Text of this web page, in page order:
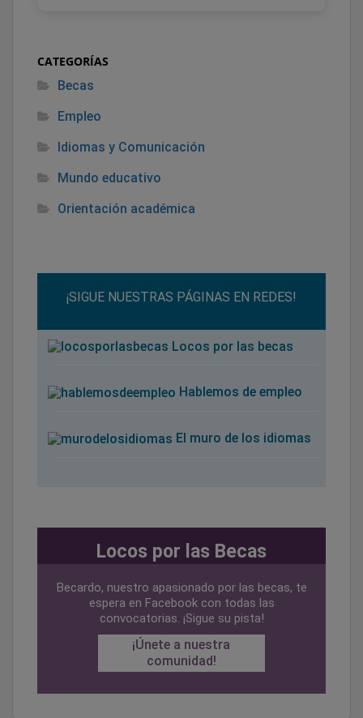
CATEGORÍAS
Becas
Empleo
Idiomas y Comunicación
Mundo educativo
Orientación académica
¡SIGUE NUESTRAS PÁGINAS EN REDES!
Locos por las becas
Hablemos de empleo
El muro de los idiomas
Locos por las Becas
Becardo, nuestro apasionado por las becas, te
espera en Facebook con todas las
convocatorias. ¡Sigue su pista!
¡Únete a nuestra
comunidad!